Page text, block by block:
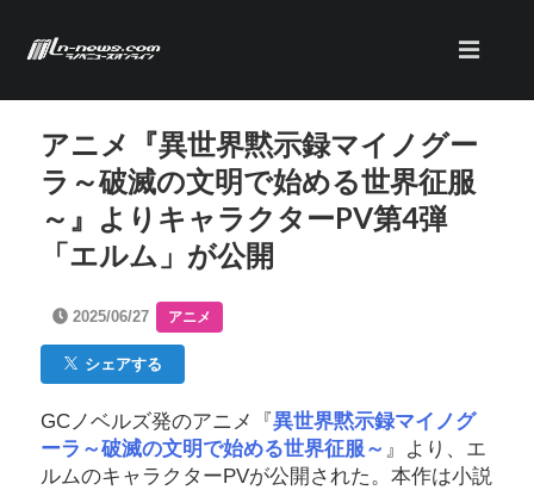
アニメ『異世界黙示録マイノグー
ラ～破滅の文明で始める世界征服
～』よりキャラクターPV第4弾
「エルム」が公開
2025/06/27 アニメ
シェアする
GCノベルズ発のアニメ『 異世界黙示録マイノグ
ーラ～破滅の文明で始める世界征服～ 』より、エ
ルムのキャラクターPVが公開された。本作は小説